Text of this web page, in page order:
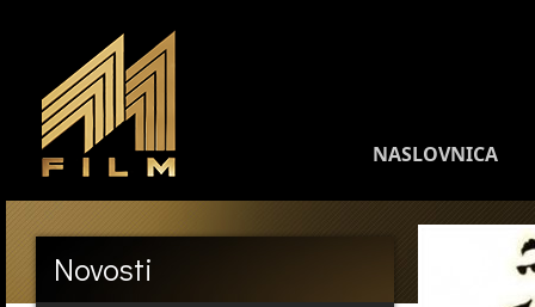
NASLOVNICA
Novosti